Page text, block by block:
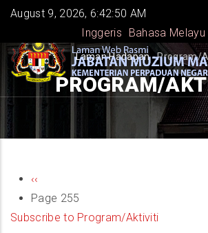
Skip
main
content
August 9, 2026, 6:42:50 AM
Inggeris
Bahasa Melayu
BREADCRUMB
Laman Hadapan -Program/
PROGRAM/
PAGINATION
Previous
page
‹‹
Page 255
Subscribe to Program/Aktiviti